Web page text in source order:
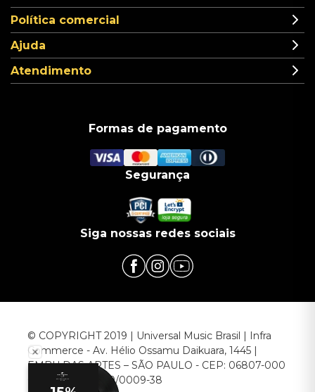
Política comercial
Ajuda
Atendimento
Formas de pagamento
Segurança
Siga nossas redes sociais
© COPYRIGHT 2019 | Universal Music Brasil | Infra
Commerce - Av. Hélio Ossamu Daikuara, 1445 |
EMBU DAS ARTES – SÃO PAULO - CEP: 06807-000
CNPJ: 00.952.789/0009-38